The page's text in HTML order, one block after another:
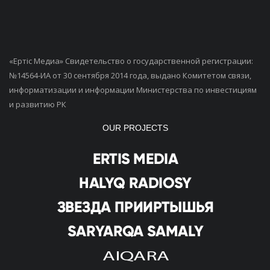
«Ертiс Медиа» Свидетельство о государственной регистрации:
№14564-ИА от 30 сентября 2014 года, выдано Комитетом связи,
информатизации и информации Министерства по инвестициям
и развитию РК
OUR PROJECTS